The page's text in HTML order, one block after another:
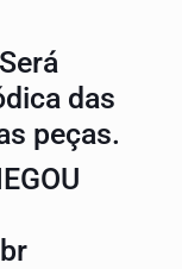
das
peças.